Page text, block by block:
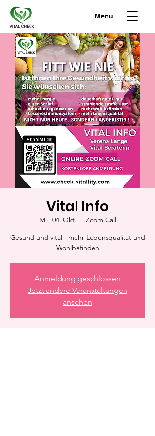
Menu
Vital Info
Mi., 04. Okt.
  |
Zoom Call
Gesund und vital - mehr Lebensqualität und
Wohlbefinden
Anmeldung geschlossen
Jetzt andere Veranstaltungen
ansehen